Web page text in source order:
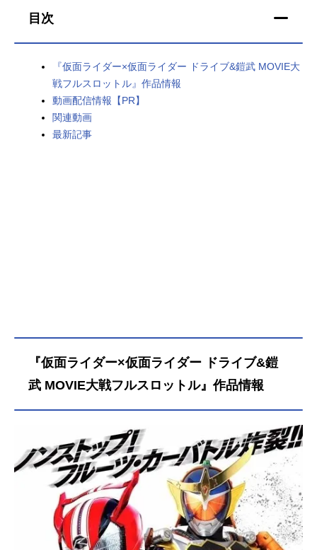
FOLLOW US
目次
『仮面ライダー×仮面ライダー ドライブ&鎧武 MOVIE大
戦フルスロットル』作品情報
動画配信情報【PR】
関連動画
最新記事
『仮面ライダー×仮面ライダー ドライブ&鎧
武 MOVIE大戦フルスロットル』作品情報